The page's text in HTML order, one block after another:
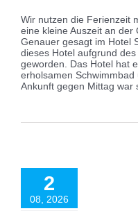
Wir nutzen die Ferienzeit
eine kleine Auszeit an der
Genauer gesagt im Hotel
dieses Hotel aufgrund
geworden. Das Hotel hat
erholsamen
Ankunft gegen Mittag
2
08, 2026
Raspberry Pico
RaspberryPi